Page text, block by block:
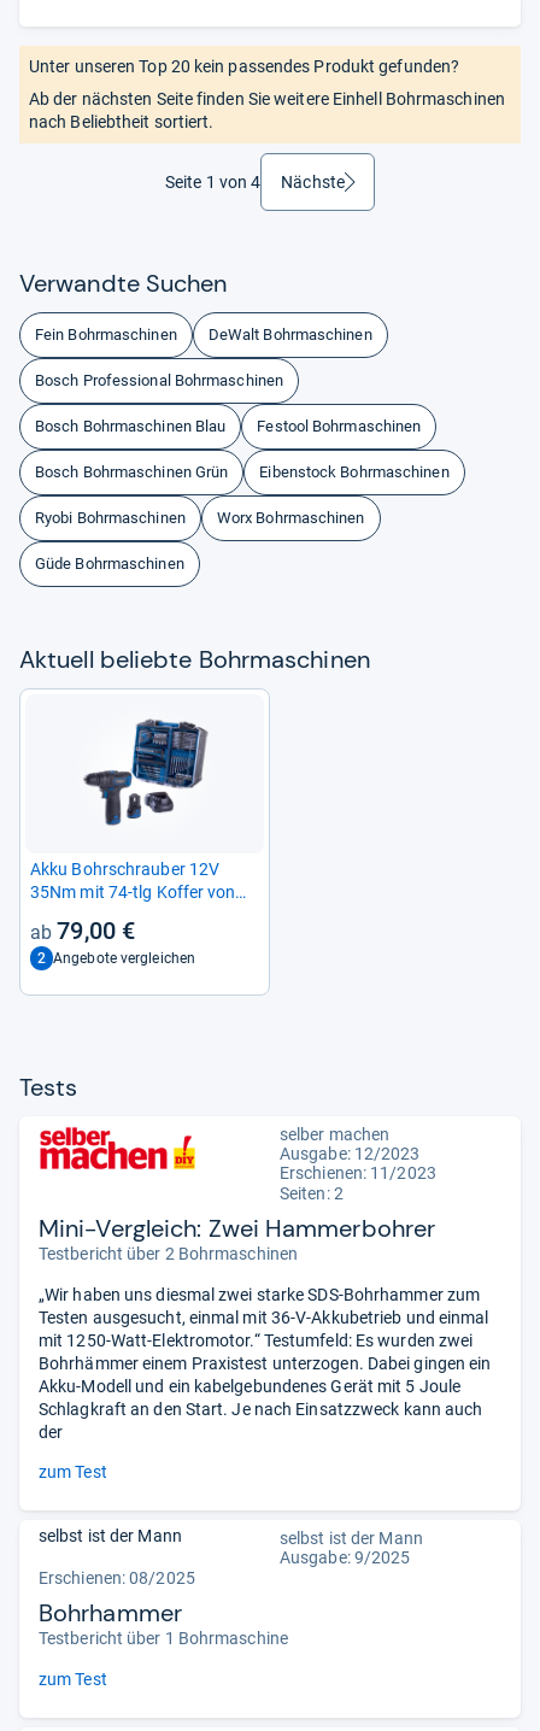
Unter unseren Top 20 kein passendes Produkt gefunden?
Ab der nächsten Seite finden Sie weitere Einhell Bohrmaschinen
nach Beliebtheit sortiert.
Seite 1 von 4 Nächsteweiter
Ver­wandte Suchen
Fein Bohrmaschinen DeWalt Bohrmaschinen
Bosch Professional Bohrmaschinen
Bosch Bohrmaschinen Blau Festool Bohrmaschinen
Bosch Bohrmaschinen Grün Eibenstock Bohrmaschinen
Ryobi Bohrmaschinen Worx Bohrmaschinen
Güde Bohrmaschinen
Aktu­ell beliebte Bohr­ma­schi­nen
Akku Bohr­schrau­ber 12V
35Nm mit 74-​tlg Kof­fer von
79,00 €
2 Angebote vergleichen
Tests
selber machen
Ausgabe: 12/2023
Erschienen: 11/2023
Seiten: 2
Mini-Vergleich: Zwei Hammerbohrer
Testbericht über 2 Bohrmaschinen
„Wir haben uns diesmal zwei starke SDS-Bohrhammer zum
Testen ausgesucht, einmal mit 36-V-Akkubetrieb und einmal
mit 1250-Watt-Elektromotor.“ Testumfeld: Es wurden zwei
Bohrhämmer einem Praxistest unterzogen. Dabei gingen ein
Akku-Modell und ein kabelgebundenes Gerät mit 5 Joule
Schlagkraft an den Start. Je nach Einsatzzweck kann auch
der
zum Test
selbst ist der Mann
selbst ist der Mann
Ausgabe: 9/2025
Erschienen: 08/2025
Bohrhammer
Testbericht über 1 Bohrmaschine
zum Test